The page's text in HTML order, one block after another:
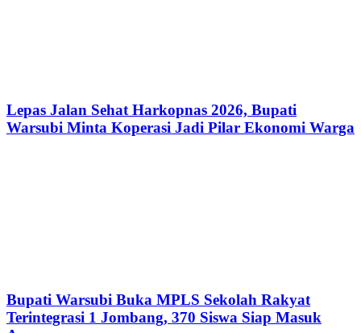
Lepas Jalan Sehat Harkopnas 2026, Bupati
Warsubi Minta Koperasi Jadi Pilar Ekonomi Warga
Bupati Warsubi Buka MPLS Sekolah Rakyat
Terintegrasi 1 Jombang, 370 Siswa Siap Masuk